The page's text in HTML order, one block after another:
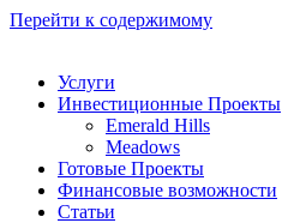
Перейти к содержимому
Услуги
Инвестиционные Проекты
Emerald Hills
Meadows
Готовые Проекты
Финансовые возможности
Статьи